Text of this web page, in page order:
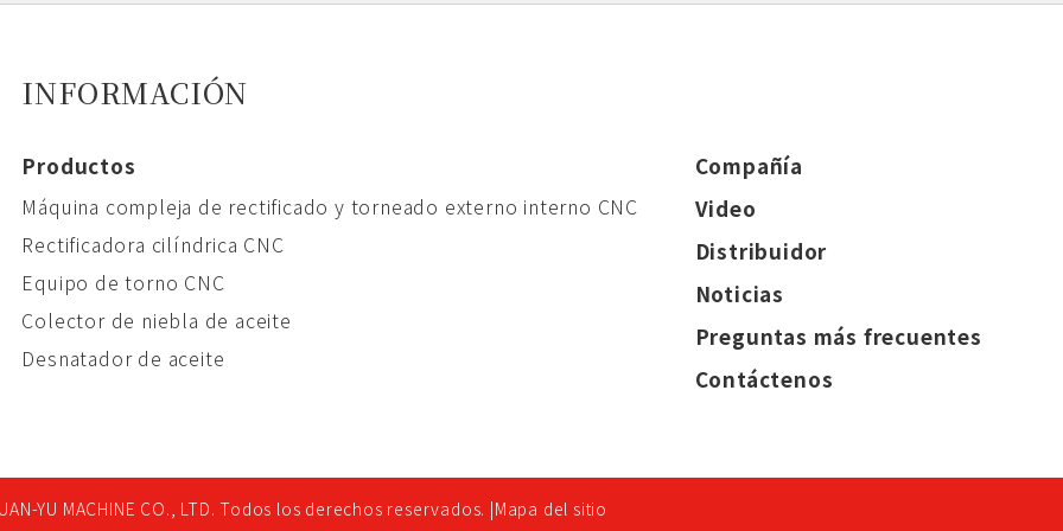
INFORMACIÓN
Productos
Máquina compleja de rectificado y torneado externo interno CNC
Rectificadora cilíndrica CNC
Equipo de torno CNC
Colector de niebla de aceite
Desnatador de aceite
Compañía
Video
Distribuidor
Noticias
Preguntas más frecuentes
Contáctenos
YU MACHINE CO., LTD. Todos los derechos reservados. |Mapa del sitio